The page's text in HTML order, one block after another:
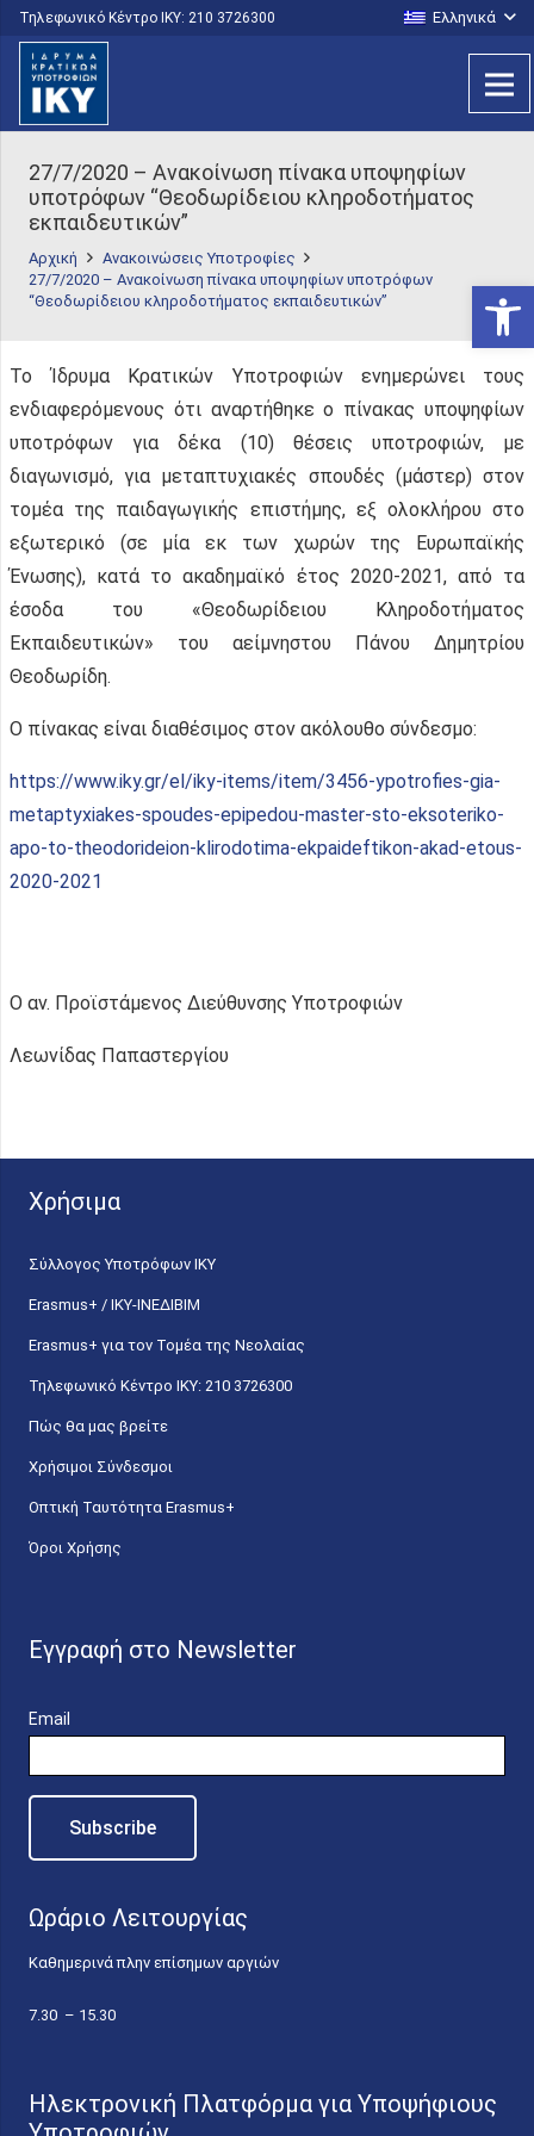
Τηλεφωνικό Κέντρο IKY: 210 3726300 Ελληνικά
27/7/2020 – Ανακοίνωση πίνακα υποψηφίων
υποτρόφων “Θεοδωρίδειου κληροδοτήματος
εκπαιδευτικών”
Αρχική
Ανακοινώσεις Υποτροφίες
27/7/2020 – Ανακοίνωση πίνακα υποψηφίων υποτρόφων
“Θεοδωρίδειου κληροδοτήματος εκπαιδευτικών”
Το Ίδρυμα Κρατικών Υποτροφιών ενημερώνει τους
ενδιαφερόμενους ότι αναρτήθηκε ο πίνακας υποψηφίων
υποτρόφων για δέκα (10) θέσεις υποτροφιών, με
διαγωνισμό, για μεταπτυχιακές σπουδές (μάστερ) στον
τομέα της παιδαγωγικής επιστήμης, εξ ολοκλήρου στο
εξωτερικό (σε μία εκ των χωρών της Ευρωπαϊκής
Ένωσης), κατά το ακαδημαϊκό έτος 2020-2021, από τα
έσοδα του «Θεοδωρίδειου Κληροδοτήματος
Εκπαιδευτικών» του αείμνηστου Πάνου Δημητρίου
Θεοδωρίδη.
Ο πίνακας είναι διαθέσιμος στον ακόλουθο σύνδεσμο:
https://www.iky.gr/el/iky-items/item/3456-ypotrofies-gia-
metaptyxiakes-spoudes-epipedou-master-sto-eksoteriko-
apo-to-theodorideion-klirodotima-ekpaideftikon-akad-etous-
2020-2021
Ο αν. Προϊστάμενος Διεύθυνσης Υποτροφιών
Λεωνίδας Παπαστεργίου
Χρήσιμα
Σύλλογος Υποτρόφων ΙΚΥ
Erasmus+ / ΙΚΥ-ΙΝΕΔΙΒΙΜ
Erasmus+ για τον Τομέα της Νεολαίας
Τηλεφωνικό Κέντρο IKY: 210 3726300
Πώς θα μας βρείτε
Χρήσιμοι Σύνδεσμοι
Οπτική Ταυτότητα Erasmus+
Όροι Χρήσης
Εγγραφή στο Newsletter
Email
Ωράριο Λειτουργίας
Καθημερινά πλην επίσημων αργιών
7.30 – 15.30
Ηλεκτρονική Πλατφόρμα για Υποψήφιους